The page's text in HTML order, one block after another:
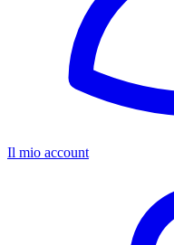
Il mio account